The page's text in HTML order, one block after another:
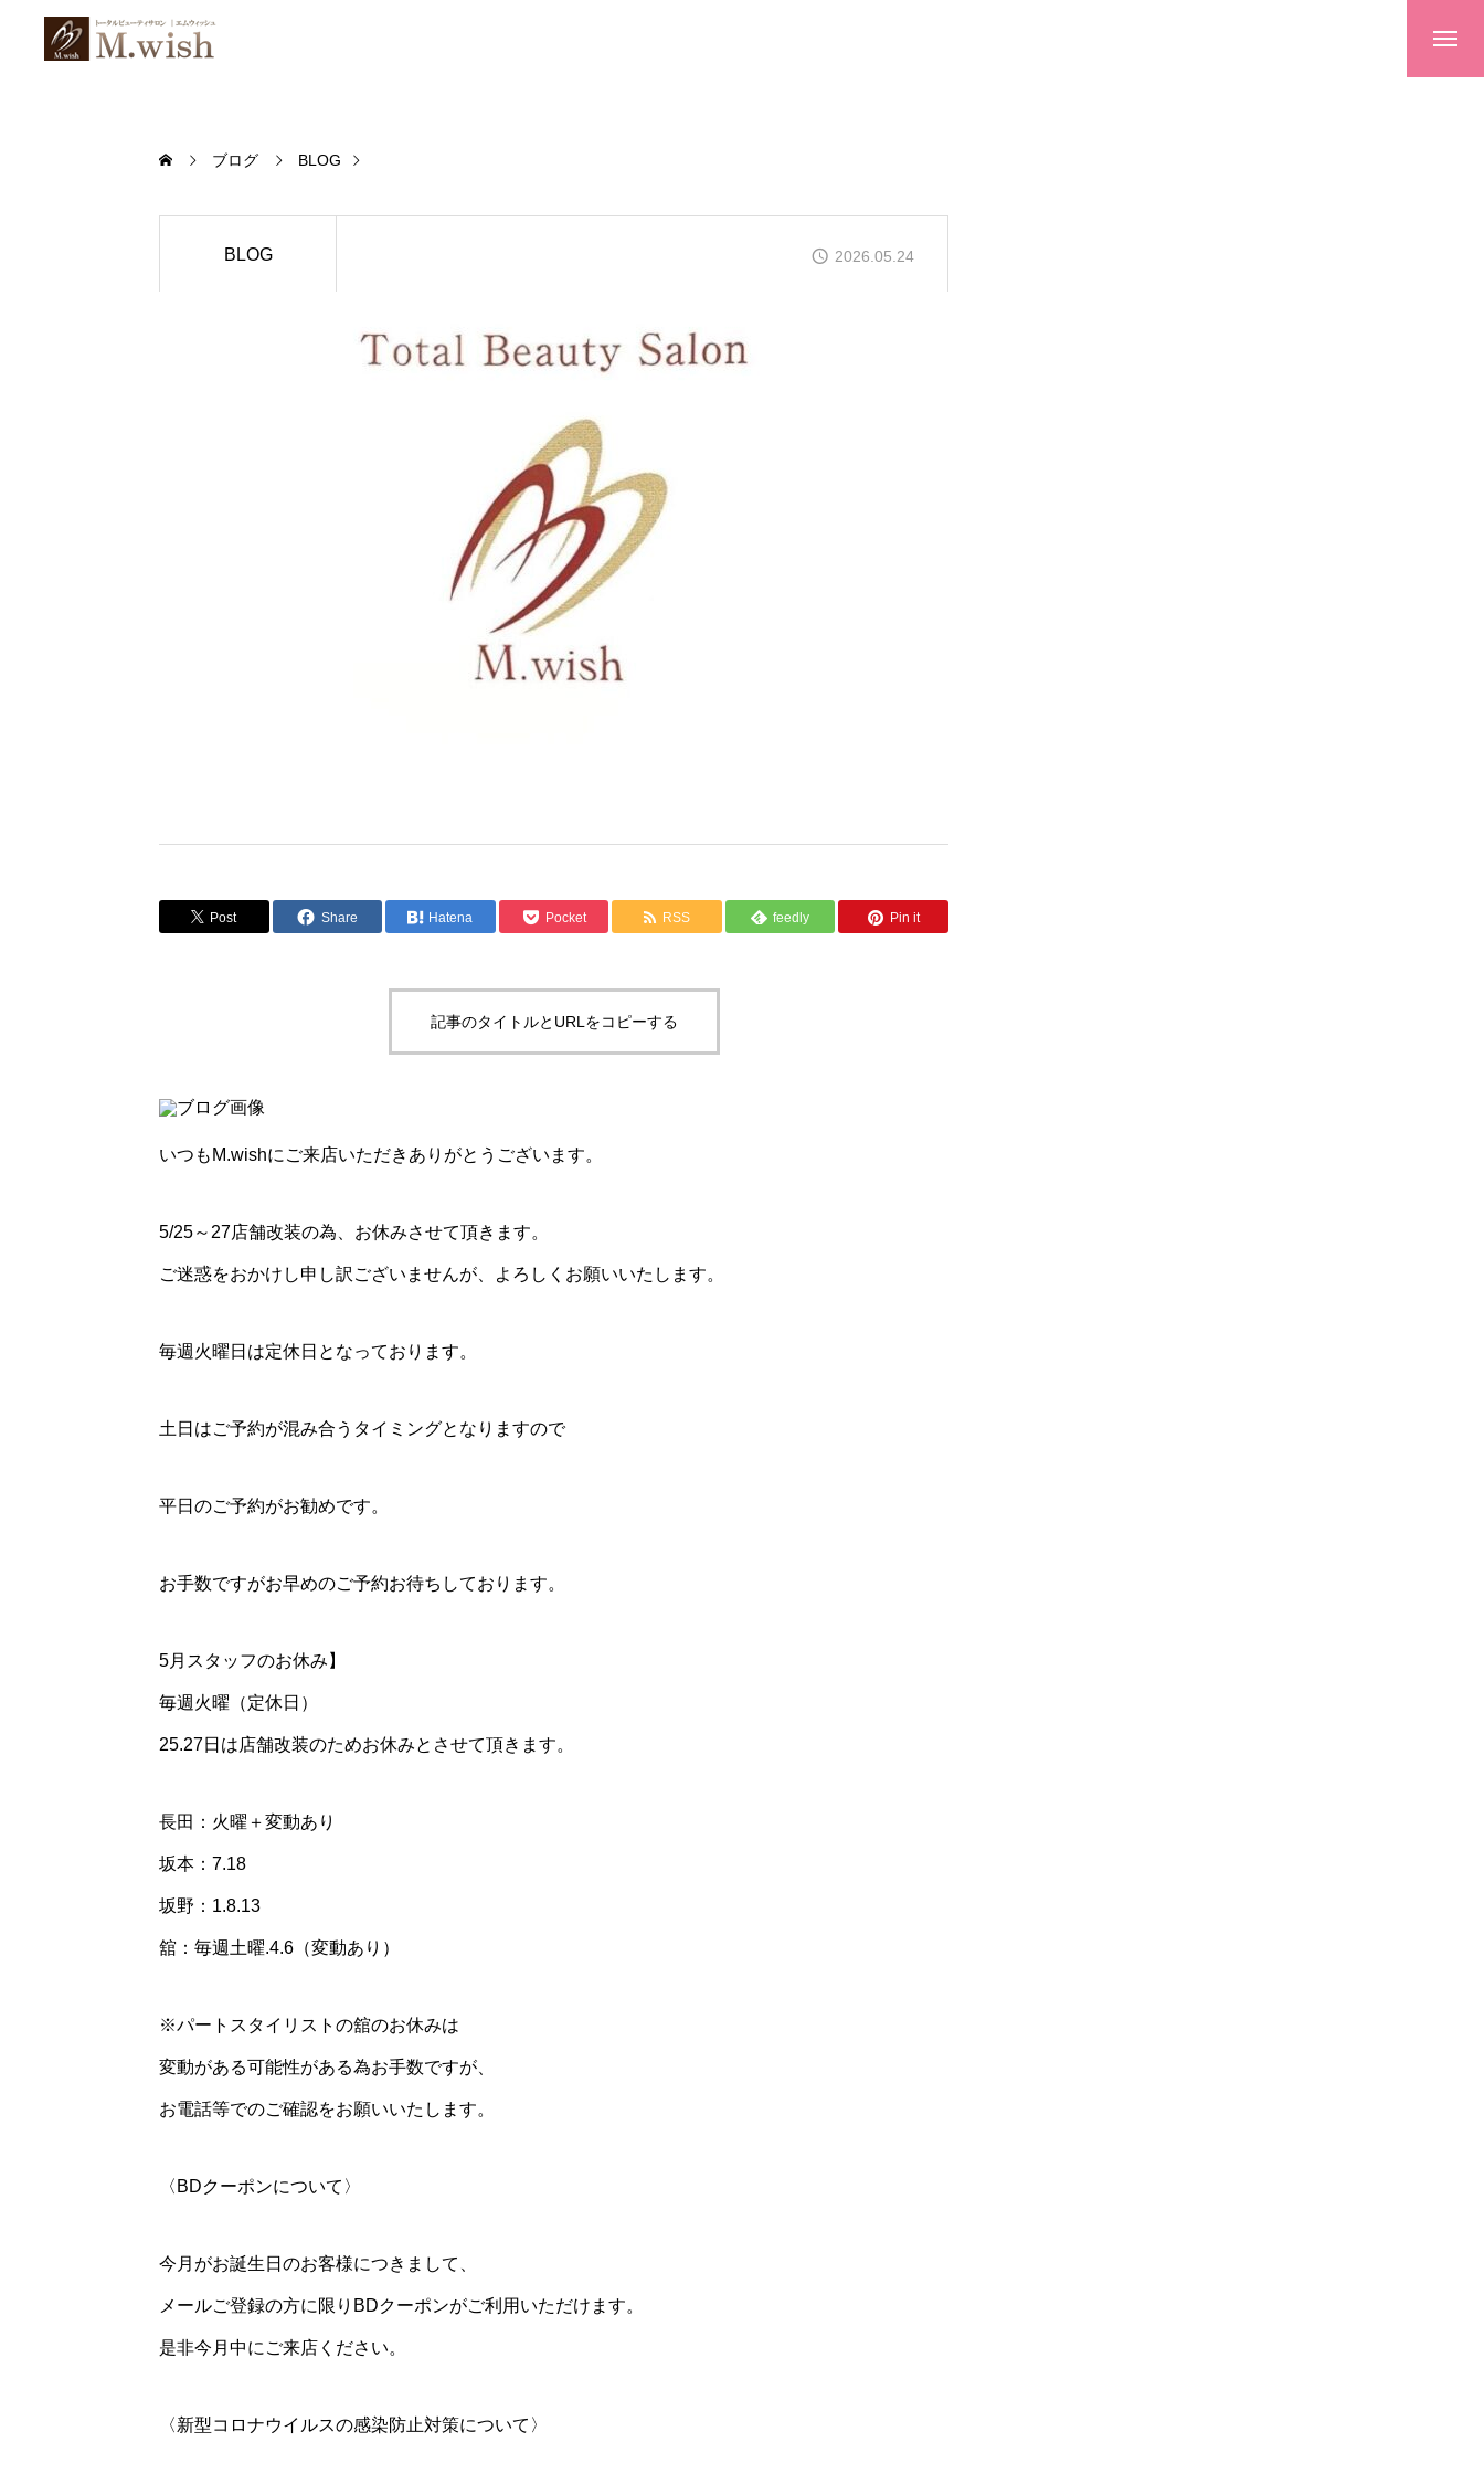
ブログ BLOG
BLOG 2026.05.24
Post Share Hatena Pocket RSS feedly Pin it
記事のタイトルとURLをコピーする
いつもM.wishにご来店いただきありがとうございます。
5/25～27店舗改装の為、お休みさせて頂きます。
ご迷惑をおかけし申し訳ございませんが、よろしくお願いいたします。
毎週火曜日は定休日となっております。
土日はご予約が混み合うタイミングとなりますので
平日のご予約がお勧めです。
お手数ですがお早めのご予約お待ちしております。
5月スタッフのお休み】
毎週火曜（定休日）
25.27日は店舗改装のためお休みとさせて頂きます。
長田：火曜＋変動あり
坂本：7.18
坂野：1.8.13
舘：毎週土曜.4.6（変動あり）
※パートスタイリストの舘のお休みは
変動がある可能性がある為お手数ですが、
お電話等でのご確認をお願いいたします。
〈BDクーポンについて〉
今月がお誕生日のお客様につきまして、
メールご登録の方に限りBDクーポンがご利用いただけます。
是非今月中にご来店ください。
〈新型コロナウイルスの感染防止対策について〉